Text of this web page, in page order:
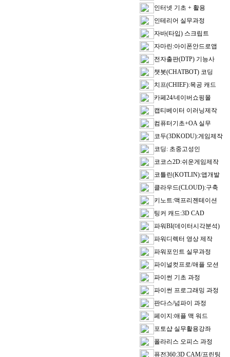
인터넷 기초 + 활용
인테리어 실무과정
자바(타입) 스크립트
자마린:아이폰안드로앱
전자출판(DTP) 기능사
챗봇(CHATBOT) 코딩
치프(CHIEF):목공 캐드
카페24/네이버쇼핑몰
캡티베이터 이러닝제작
컴퓨터기초+OA 실무
코두(3DKODU):게임제작
코딩: 초중고성인
코코스2D:쉬운게임제작
코틀린(KOTLIN):앱개발
클라우드(CLOUD):구축
키노트:맥프리젠테이션
팅커 캐드:3D CAD
파워BI(데이터시각분석)
파워디렉터 영상 제작
파워포인트 실무과정
파이널컷프로/애플 모션
파이썬 기초 과정
파이썬 프로그래밍 과정
판다스/넘파이 과정
페이지:애플 맥 워드
포토샵 실무활용강좌
폴라리스 오피스 과정
퓨전360:3D CAM/프린팅